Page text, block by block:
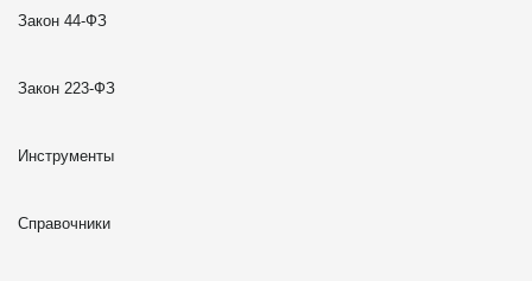
Закон 44-ФЗ
Закон 223-ФЗ
Инструменты
Справочники